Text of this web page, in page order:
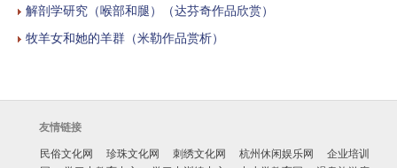
解剖学研究（喉部和腿）（达芬奇作品欣赏）
牧羊女和她的羊群（米勒作品赏析）
友情链接
民俗文化网
珍珠文化网 刺绣文化网 杭州休闲娱乐网
企业培训